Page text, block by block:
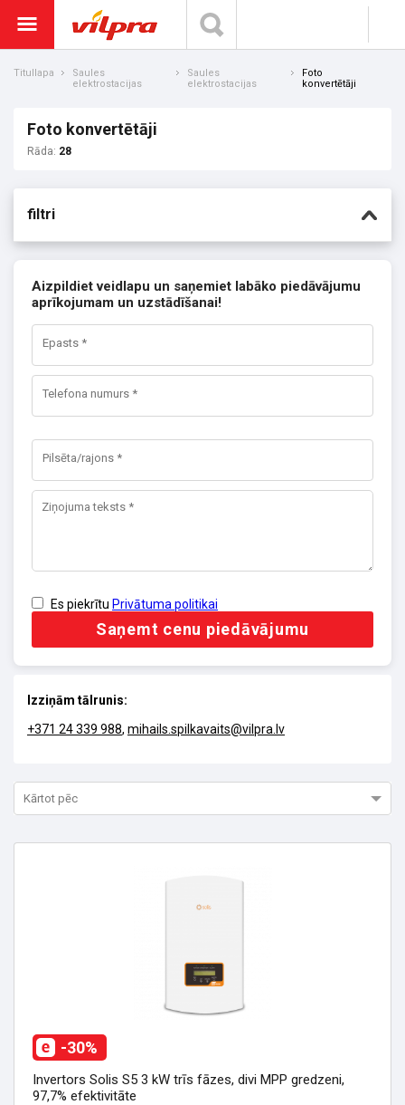
Titullapa
Saules
elektrostacijas
Saules
elektrostacijas
Foto
konvertētāji
Foto konvertētāji
Rāda: 28
filtri
Aizpildiet veidlapu un saņemiet labāko piedāvājumu
aprīkojumam un uzstādīšanai!
Es piekrītu Privātuma politikai
Saņemt cenu piedāvājumu
Izziņām tālrunis:
+371 24 339 988, mihails.spilkavaits@vilpra.lv
Kārtot pēc
Invertors Solis S5 3 kW trīs fāzes, divi MPP gredzeni,
97,7% efektivitāte
-30%